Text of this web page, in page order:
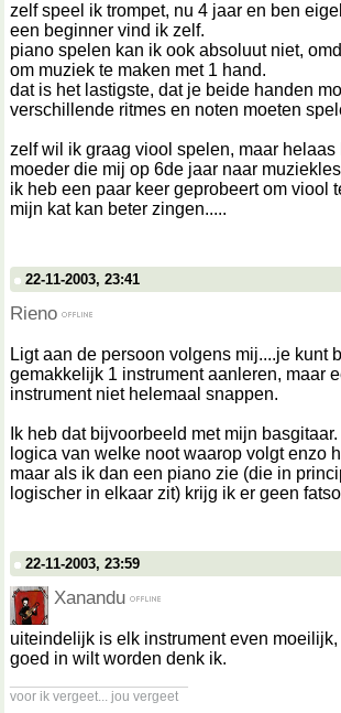
zelf speel ik trompet, nu 4 jaar en ben
een beginner vind ik zelf.
piano spelen kan ik ook absoluut niet,
om muziek te maken met 1 hand.
dat is het lastigste, dat je beide handen
verschillende ritmes en noten moeten
zelf wil ik graag viool spelen, maar helaas
moeder die mij op 6de jaar naar
ik heb een paar keer geprobeert om viool
mijn kat kan beter zingen.....
22-11-2003, 23:41
Rieno
Ligt aan de persoon volgens mij....je kunt
gemakkelijk 1 instrument aanleren, maar
instrument niet helemaal snappen.
Ik heb dat bijvoorbeeld met mijn
logica van welke noot waarop volgt enzo
maar als ik dan een piano zie (die in
logischer in elkaar zit) krijg ik er geen
22-11-2003, 23:59
Xanandu
uiteindelijk is elk instrument even
goed in wilt worden denk ik.
voor ik vergeet... jou vergeet